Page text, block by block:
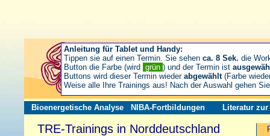
Bioenergetische Analyse NIBA-Fortbildungen Literatur zur
TRE-Trainings in Norddeutschland
Anleitung für Tablet und Handy:
Tippen sie auf einen Termin. Sie sehen ca. 8 Sek. die
Button die Farbe (wird grün ) und der Termin ist
Buttons wird dieser Termin wieder abgewählt(Farbe
Weise alle Ihre Trainings aus! Nach der Auswahl gehen